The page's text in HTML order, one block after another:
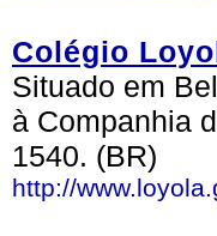
Colégio
Situado em
à Companhia
1540. (BR)
http://